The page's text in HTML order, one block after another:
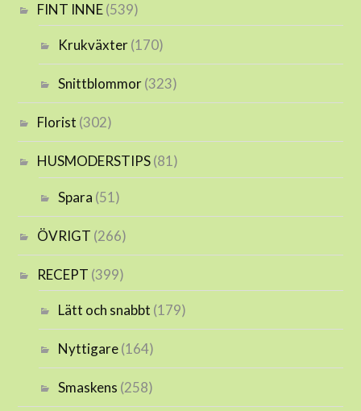
FINT INNE(539)
Krukväxter(170)
Snittblommor(323)
Florist (302)
HUSMODERSTIPS(81)
Spara (51)
ÖVRIGT (266)
RECEPT (399)
Lätt och snabbt (179)
Nyttigare(164)
Smaskens (258)